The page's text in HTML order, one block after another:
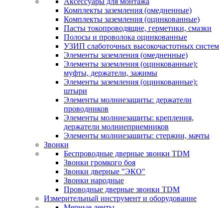
Комплекты заземления (омедненные)
Комплекты заземления (оцинкованные)
Пасты токопроводящие, герметики, смазки
Полосы и проволока оцинкованные
УЗИП слаботочных высокочастотных систем
Элементы заземления (омедненные)
Элементы заземления (оцинкованные):
муфты, держатели, зажимы
Элементы заземления (оцинкованные):
штыри
Элементы молниезащиты: держатели
проводников
Элементы молниезащиты: крепления,
держатели молниеприемников
Элементы молниезащиты: стержни, мачты
Звонки
Беспроводные дверные звонки TDM
Звонки громкого боя
Звонки дверные "ЭКО"
Звонки народные
Проводные дверные звонки TDM
Измерительный инструмент и оборудование